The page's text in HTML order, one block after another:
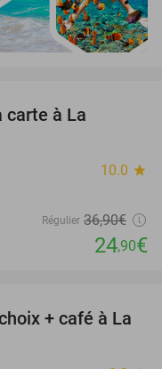
carte à La
10.0 star
Régulier 36,90€
24,90€
50%
+ café à La